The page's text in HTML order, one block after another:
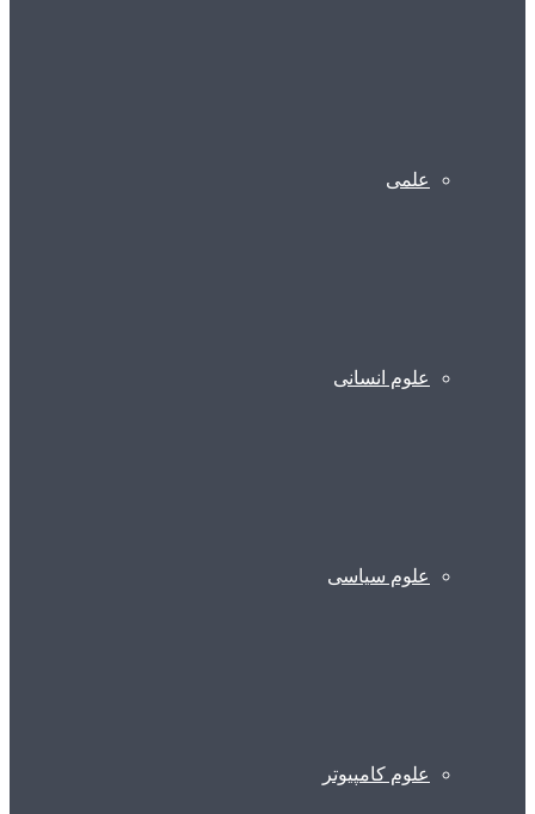
علمی
علوم انسانی
علوم سیاسی
علوم کامپیوتر